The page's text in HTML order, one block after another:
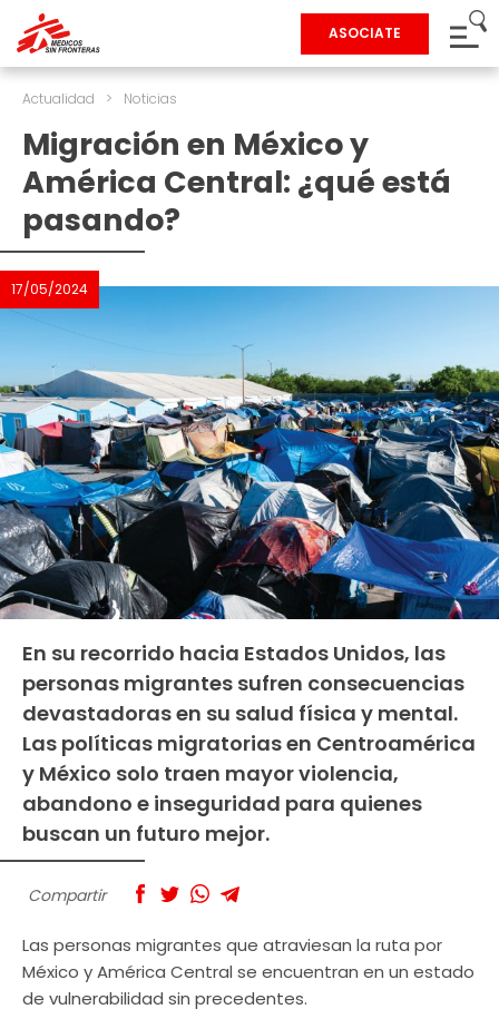
ASOCIATE
Actualidad > Noticias
Migración en México y
América Central: ¿qué está
pasando?
17/05/2024
En su recorrido hacia Estados Unidos, las
personas migrantes sufren consecuencias
devastadoras en su salud física y mental.
Las políticas migratorias en Centroamérica
y México solo traen mayor violencia,
abandono e inseguridad para quienes
buscan un futuro mejor.
Compartir
Las personas migrantes que atraviesan la ruta por
México y América Central se encuentran en un estado
de vulnerabilidad sin precedentes.